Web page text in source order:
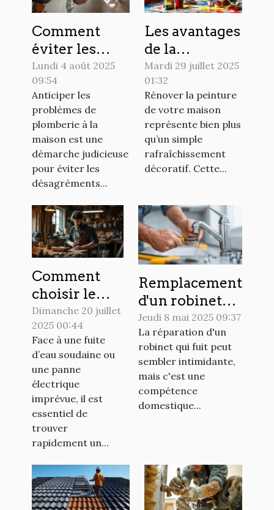
Comment
éviter les
urgences en
plomberie
chez soi ?
Lundi 4 août 2025
09:54
Anticiper les
problèmes de
plomberie à la
maison est une
démarche judicieuse
pour éviter les
désagréments...
Les avantages
de la
rénovation de
peinture pour
votre maison
Mardi 29 juillet 2025
01:32
Rénover la peinture
de votre maison
représente bien plus
qu’un simple
rafraîchissement
décoratif. Cette...
Comment
choisir le
meilleur
artisan pour
vos urgences
domestiques
?
Dimanche 20 juillet
2025 00:44
Face à une fuite
d’eau soudaine ou
une panne
électrique
imprévue, il est
essentiel de
trouver
rapidement un...
Remplacement
d'un robinet
qui fuit guide
pratique pour
un choix
optimal
Jeudi 8 mai 2025 09:37
La réparation d'un
robinet qui fuit peut
sembler intimidante,
mais c'est une
compétence
domestique...